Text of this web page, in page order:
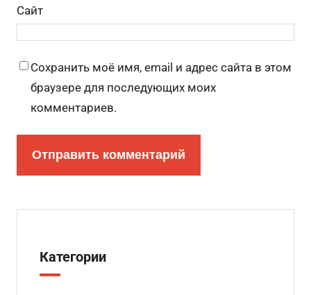
Сайт
Сохранить моё имя, email и адрес сайта в этом
браузере для последующих моих
комментариев.
Категории